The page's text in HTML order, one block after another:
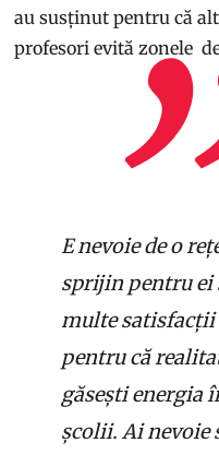
au susținut pentru că
profesori evită zonele
E nevoie de o
sprijin pentru ei
multe
pentru că
găsești energia
școlii. Ai nevoie